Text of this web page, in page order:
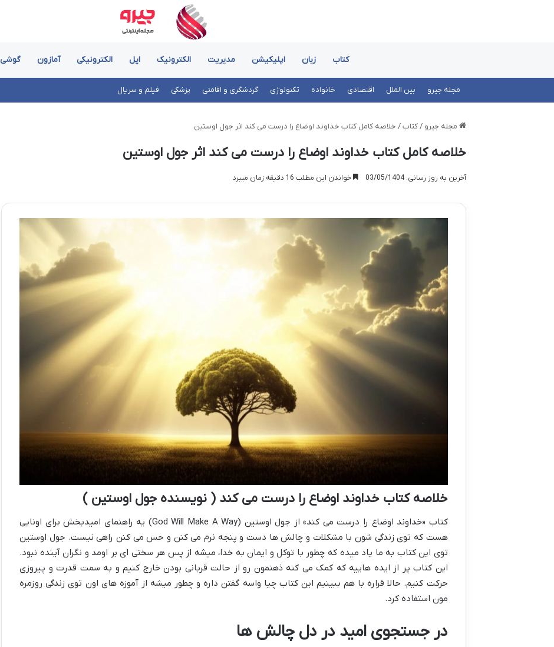
کتاب زبان اپلیکیشن مدیریت الکترونیک اپل الکترونیکی آمازون گوشی
مجله جیرو بین الملل اقتصادی خانواده تکنولوژی گردشگری و اقامتی پزشکی فیلم و سریال
مجله جیرو / کتاب / خلاصه کامل کتاب خداوند اوضاع را درست می کند اثر جول اوستین
خلاصه کامل کتاب خداوند اوضاع را درست می کند اثر جول اوستین
آخرین به روز رسانی: 03/05/1404 خواندن این مطلب 16 دقیقه زمان میبرد
خلاصه کتاب خداوند اوضاع را درست می کند ( نویسنده جول اوستین )
کتاب «خداوند اوضاع را درست می کند» از جول اوستین (God Will Make A Way) یه راهنمای امیدبخش برای اونایی
هست که توی زندگی شون با مشکلات و چالش ها دست و پنجه نرم می کنن و حس می کنن راهی نیست. جول اوستین
توی این کتاب به ما یاد میده که چطور با توکل و ایمان به خدا، میشه از پس هر سختی ای بر اومد و نگران آینده نبود.
این کتاب پر از ایده هاییه که کمک می کنه ذهنمون رو از حالت قربانی بودن خارج کنیم و به سمت قدرت و پیروزی
حرکت کنیم. حالا قراره با هم ببینیم این کتاب چیا واسه گفتن داره و چطور میشه از آموزه های اون توی زندگی روزمره
مون استفاده کرد.
در جستجوی امید در دل چالش ها